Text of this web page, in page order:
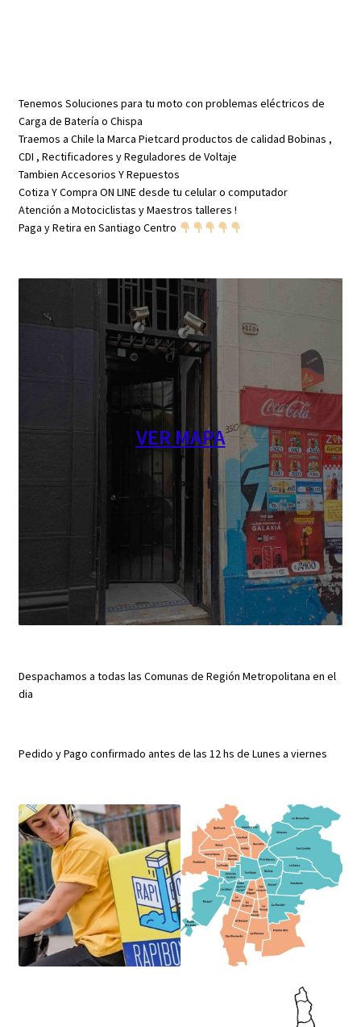
300
CC
cantidad
Tenemos Soluciones para tu moto con problemas eléctricos de
Carga de Batería o Chispa
Traemos a Chile la Marca Pietcard productos de calidad Bobinas ,
CDI , Rectificadores y Reguladores de Voltaje
Tambien Accesorios Y Repuestos
Cotiza Y Compra ON LINE desde tu celular o computador
Atención a Motociclistas y Maestros talleres !
Paga y Retira en Santiago Centro
VER MAPA
Despachamos a todas las Comunas de Región Metropolitana en el
dia
Pedido y Pago confirmado antes de las 12 hs de Lunes a viernes